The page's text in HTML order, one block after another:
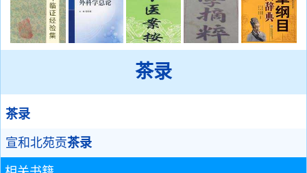
茶录
茶录
宣和北苑贡茶录